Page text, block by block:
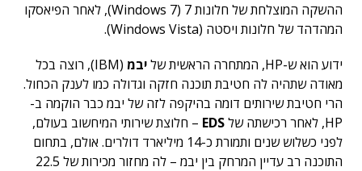
ההשקה המוצלחת של חלונות 7 (Windows 7), לאחר הפיאסקו
המהדהד של חלונות ויסטה (Windows Vista).
ידוע הוא ש-HP, המתחרה הראשית של
יבמ
(IBM), רוצה בכל
מאודה שתהיה לה חטיבת תוכנה חזקה וגדולה כמו לענק הכחול.
הרי חטיבת שירותים דומה בהיקפה לזה של יבמ כבר הוקמה ב-
HP, לאחר רכישתה של
EDS – חלוצת שירותי המיחשוב בעולם,
לפני כשלוש שנים ותמורת כ-14 מיליארד דולרים. אולם, בתחום
התוכנה רב עדיין המרחק בין יבמ – לה מחזור מכירות של 22.5